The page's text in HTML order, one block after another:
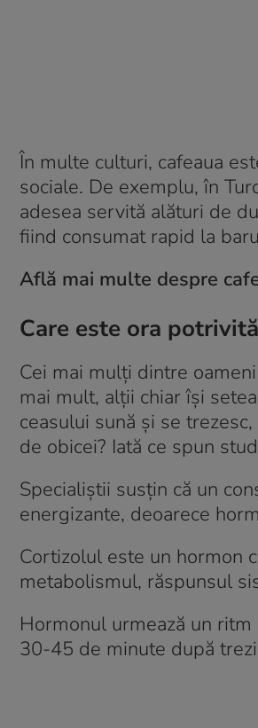
În multe culturi, cafeaua
sociale. De exemplu, în
adesea servită alături de
fiind consumat rapid la
Află mai multe despre
Care este ora
Cei mai mulți dintre
mai mult, alții chiar își
ceasului sună și se
de obicei? Iată ce spun
Specialiștii susțin că un
energizante, deoarece
Cortizolul este un hormon
metabolismul, răspunsul
Hormonul urmează un
30-45 de minute după